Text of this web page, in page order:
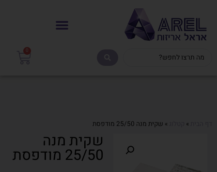
0
»
» שקית מנה 25/50 מודפסת
שקית מנה
25/50 מודפסת